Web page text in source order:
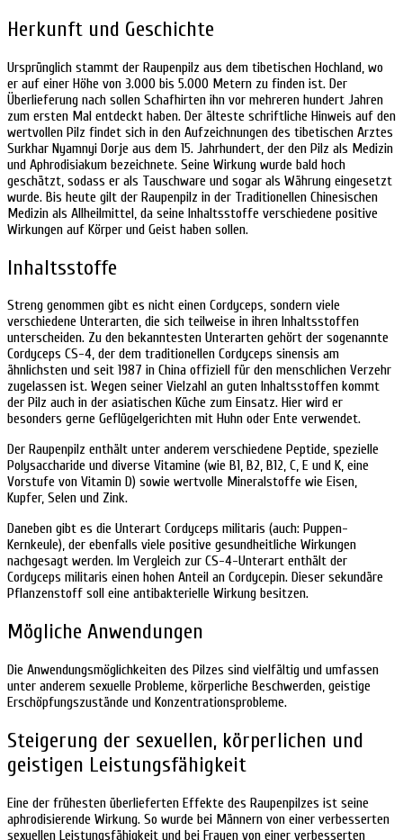
Herkunft und Geschichte
Ursprünglich stammt der Raupenpilz aus dem tibetischen Hochland, wo
er auf einer Höhe von 3.000 bis 5.000 Metern zu finden ist. Der
Überlieferung nach sollen Schafhirten ihn vor mehreren hundert Jahren
zum ersten Mal entdeckt haben. Der älteste schriftliche Hinweis auf den
wertvollen Pilz findet sich in den Aufzeichnungen des tibetischen Arztes
Surkhar Nyamnyi Dorje aus dem 15. Jahrhundert, der den Pilz als Medizin
und Aphrodisiakum bezeichnete. Seine Wirkung wurde bald hoch
geschätzt, sodass er als Tauschware und sogar als Währung eingesetzt
wurde. Bis heute gilt der Raupenpilz in der Traditionellen Chinesischen
Medizin als Allheilmittel, da seine Inhaltsstoffe verschiedene positive
Wirkungen auf Körper und Geist haben sollen.
Inhaltsstoffe
Streng genommen gibt es nicht einen Cordyceps, sondern viele
verschiedene Unterarten, die sich teilweise in ihren Inhaltsstoffen
unterscheiden. Zu den bekanntesten Unterarten gehört der sogenannte
Cordyceps CS-4, der dem traditionellen Cordyceps sinensis am
ähnlichsten und seit 1987 in China offiziell für den menschlichen Verzehr
zugelassen ist. Wegen seiner Vielzahl an guten Inhaltsstoffen kommt
der Pilz auch in der asiatischen Küche zum Einsatz. Hier wird er
besonders gerne Geflügelgerichten mit Huhn oder Ente verwendet.
Der Raupenpilz enthält unter anderem verschiedene Peptide, spezielle
Polysaccharide und diverse Vitamine (wie B1, B2, B12, C, E und K, eine
Vorstufe von Vitamin D) sowie wertvolle Mineralstoffe wie Eisen,
Kupfer, Selen und Zink.
Daneben gibt es die Unterart Cordyceps militaris (auch: Puppen-
Kernkeule), der ebenfalls viele positive gesundheitliche Wirkungen
nachgesagt werden. Im Vergleich zur CS-4-Unterart enthält der
Cordyceps militaris einen hohen Anteil an Cordycepin. Dieser sekundäre
Pflanzenstoff soll eine antibakterielle Wirkung besitzen.
Mögliche Anwendungen
Die Anwendungsmöglichkeiten des Pilzes sind vielfältig und umfassen
unter anderem sexuelle Probleme, körperliche Beschwerden, geistige
Erschöpfungszustände und Konzentrationsprobleme.
Steigerung der sexuellen, körperlichen und
geistigen Leistungsfähigkeit
Eine der frühesten überlieferten Effekte des Raupenpilzes ist seine
aphrodisierende Wirkung. So wurde bei Männern von einer verbesserten
sexuellen Leistungsfähigkeit und bei Frauen von einer verbesserten